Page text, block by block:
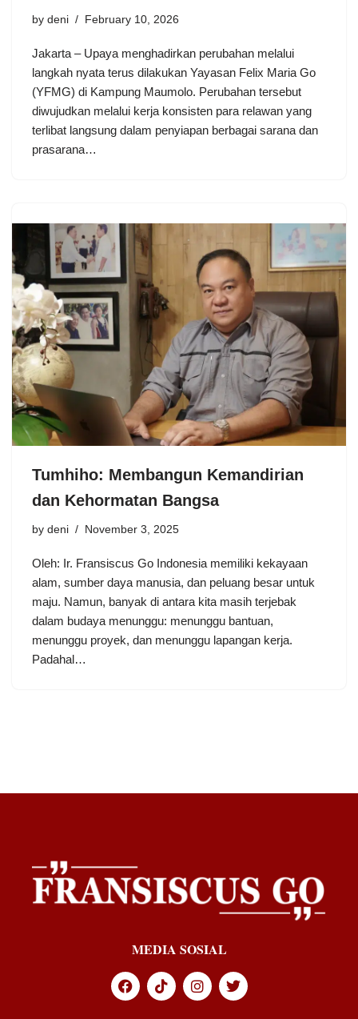
by deni February 10, 2026
Jakarta – Upaya menghadirkan perubahan melalui
langkah nyata terus dilakukan Yayasan Felix Maria Go
(YFMG) di Kampung Maumolo. Perubahan tersebut
diwujudkan melalui kerja konsisten para relawan yang
terlibat langsung dalam penyiapan berbagai sarana dan
prasarana…
Tumhiho: Membangun Kemandirian
dan Kehormatan Bangsa
by deni November 3, 2025
Oleh: Ir. Fransiscus Go Indonesia memiliki kekayaan
alam, sumber daya manusia, dan peluang besar untuk
maju. Namun, banyak di antara kita masih terjebak
dalam budaya menunggu: menunggu bantuan,
menunggu proyek, dan menunggu lapangan kerja.
Padahal…
MEDIA SOSIAL